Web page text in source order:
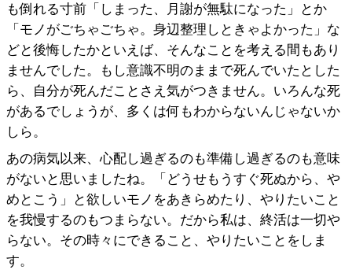
も倒れる寸前「しまった、月謝が無駄になった」とか
「モノがごちゃごちゃ。身辺整理しときゃよかった」な
どと後悔したかといえば、そんなことを考える間もあり
ませんでした。もし意識不明のままで死んでいたとした
ら、自分が死んだことさえ気がつきません。いろんな死
があるでしょうが、多くは何もわからないんじゃないか
しら。
あの病気以来、心配し過ぎるのも準備し過ぎるのも意味
がないと思いましたね。「どうせもうすぐ死ぬから、や
めとこう」と欲しいモノをあきらめたり、やりたいこと
を我慢するのもつまらない。だから私は、終活は一切や
らない。その時々にできること、やりたいことをしま
す。